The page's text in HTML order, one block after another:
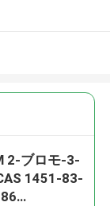
2-ブロモ-3-
1451-83-